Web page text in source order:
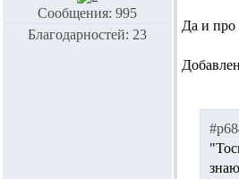
Сообщения: 995
Благодарностей: 23
Да и про